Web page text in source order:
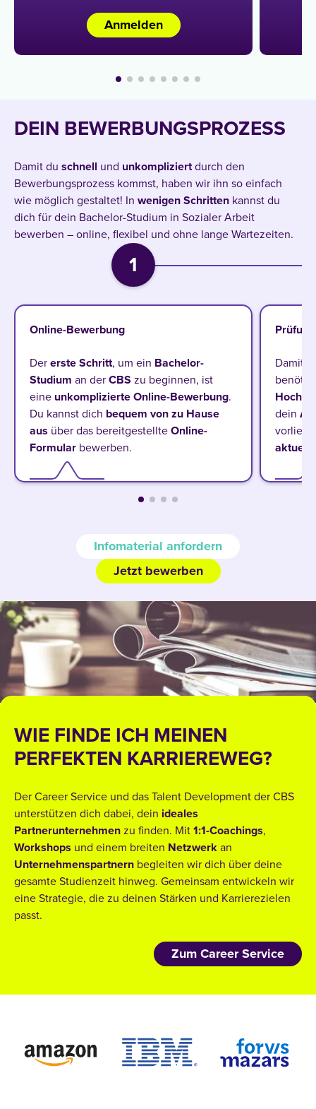
Anmelden
DEIN BEWERBUNGSPROZESS
Damit du schnell und unkompliziertdurch den
Bewerbungsprozess kommst, haben wir ihn so einfach
wie möglich gestaltet! In wenigen Schritten kannst du
dich für dein Bachelor-Studium in Sozialer Arbeit
bewerben – online, flexibel und ohne lange Wartezeiten.
1
Online-Bewerbung
Der erste Schritt, um ein Bachelor-
Studium an der CBS zu beginnen, ist
eine unkomplizierte Online-Bewerbung.
Du kannst dich bequem von zu Hause
aus über das bereitgestellte Online-
Formular bewerben.
Prüfung
Damit
dein
Infomaterial anfordern
Jetzt bewerben
WIE FINDE ICH MEINEN
PERFEKTEN KARRIEREWEG?
Der Career Service und das Talent Development der CBS
unterstützen dich dabei, dein ideales
Partnerunternehmen zu finden. Mit 1:1-Coachings,
Workshops und einem breiten Netzwerk an
Unternehmenspartnern begleiten wir dich über deine
gesamte Studienzeit hinweg. Gemeinsam entwickeln wir
eine Strategie, die zu deinen Stärken und Karrierezielen
passt.
Zum Career Service